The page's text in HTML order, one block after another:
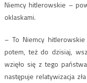
Niemcy hitlerowskie –
oklaskami.
– To Niemcy
potem, też do dzisiaj,
wzięło się z tego
następuje relatywizacja